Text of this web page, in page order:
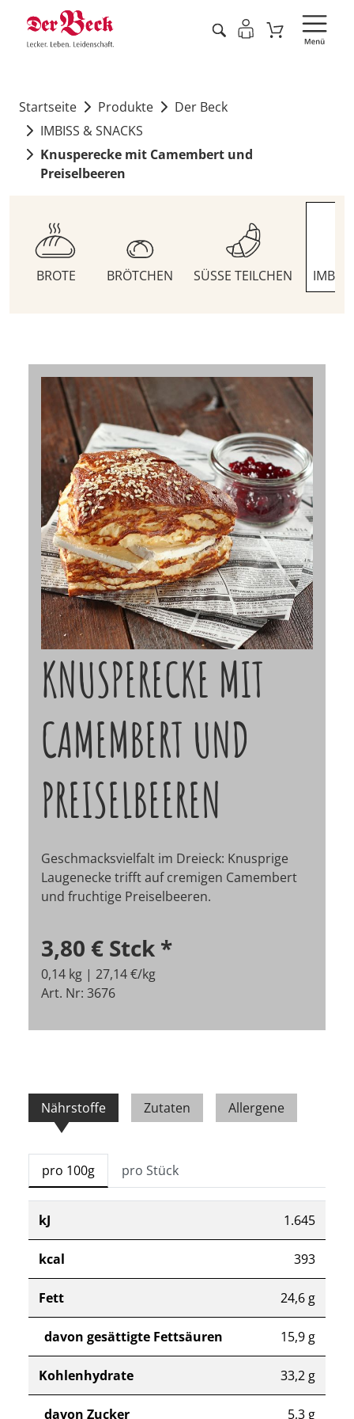
Startseite Produkte
Der Beck
IMBISS & SNACKS
Knusperecke mit Camembert und
Preiselbeeren
BROTE BRÖTCHEN SÜSSE TEILCHEN
KNUSPERECKE MIT
CAMEMBERT UND
PREISELBEEREN
Geschmacksvielfalt im Dreieck: Knusprige
Laugenecke trifft auf cremigen Camembert
und fruchtige Preiselbeeren.
3,80 € Stck *
0,14 kg | 27,14 €/kg
Art. Nr: 3676
Nährstoffe Zutaten Allergene
pro 100g pro Stück
kJ 1.645
kcal 393
Fett 24,6 g
davon gesättigte Fettsäuren 15,9 g
Kohlenhydrate 33,2 g
davon Zucker 5,3 g